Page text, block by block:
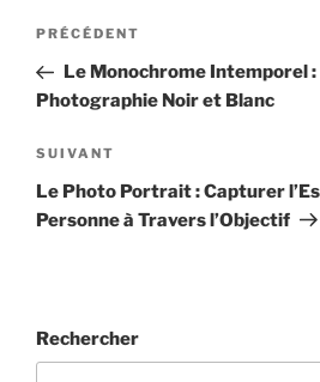
Navigation
l’article
Article
précédent
PRÉCÉDENT
Le Monochrome Intemporel :
Photographie Noir et Blanc
Article
suivant
SUIVANT
Le Photo Portrait : Capturer
Personne à Travers l’Objectif
Rechercher